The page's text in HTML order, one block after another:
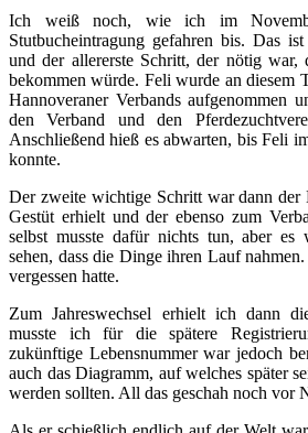
Ich weiß noch, wie ich im
Stutbucheintragung gefahren bis. Das
und der allererste Schritt, der nötig war,
bekommen würde. Feli wurde an diesem
Hannoveraner Verbands aufgenommen
den Verband und den
Anschließend hieß es abwarten, bis Feli
konnte.
Der zweite wichtige Schritt war dann der
Gestüt erhielt und der ebenso zum
selbst musste dafür nichts tun, aber es
sehen, dass die Dinge ihren Lauf
vergessen hatte.
Zum Jahreswechsel erhielt ich dann
musste ich für die spätere
zukünftige Lebensnummer war jedoch
auch das Diagramm, auf welches später
werden sollten. All das geschah noch vor